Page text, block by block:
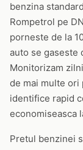
benzina
Rompetrol pe
porneste de la
auto se gaseste
Monitorizam
de mai multe ori
identifice rapid
economiseasca
Pretul benzinei